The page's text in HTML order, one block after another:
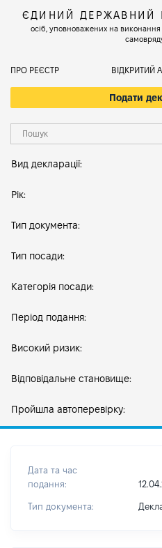
ЄДИНИЙ ДЕРЖАВНИЙ
осіб, уповноважених на
ПРО РЕЄСТР ВІДКРИТИЙ
Подати
Вид декларації:
Рік:
Тип документа:
Тип посади:
Категорія посади:
Період подання:
Високий ризик:
Відповідальне становище:
Пройшла автоперевірку:
Дата та час
подання:
Тип документа: